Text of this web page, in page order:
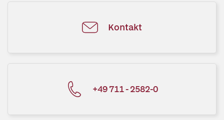
Kontakt
+49 711 - 2582-0